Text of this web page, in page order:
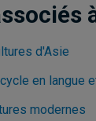
d'Asie
en langue
modernes